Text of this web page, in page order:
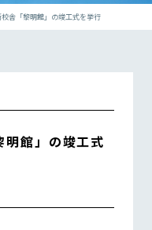
舎「黎明館」の竣工式を挙行
館」の竣工式